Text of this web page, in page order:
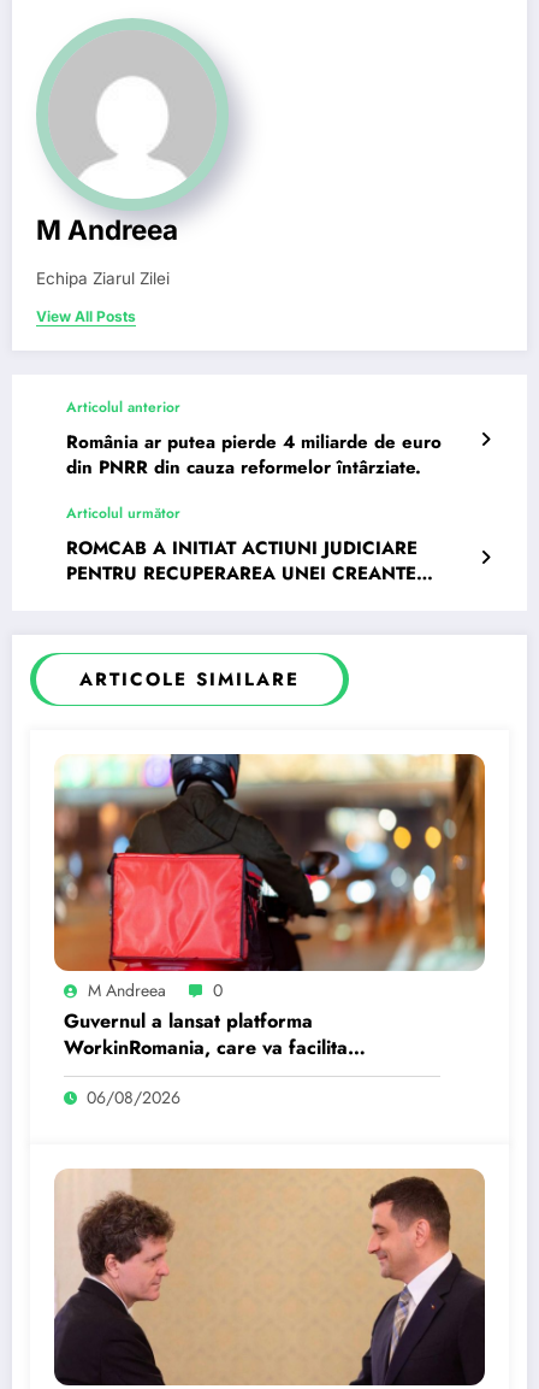
M Andreea
Echipa Ziarul Zilei
View All Posts
Articolul anterior
România ar putea pierde 4 miliarde de euro
din PNRR din cauza reformelor întârziate.
Articolul următor
ROMCAB A INITIAT ACTIUNI JUDICIARE
PENTRU RECUPERAREA UNEI CREANTE
DESPĂGUBIRI ÎNTR-UN CONFLICT
COMERCIAL MAJOR
ARTICOLE SIMILARE
M Andreea 0
Guvernul a lansat platforma
WorkinRomania, care va facilita
angajarea străinilor în România.
06/08/2026